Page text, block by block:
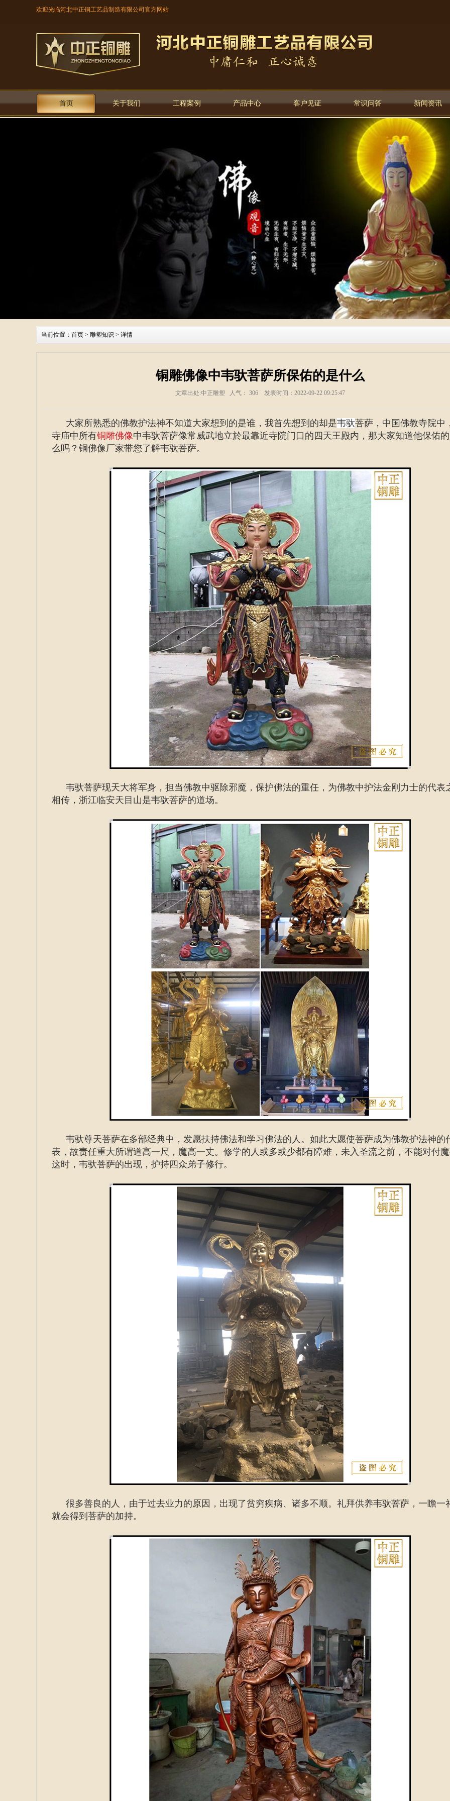
欢迎光临河北中正铜工艺品制造有限公司官方网站
首页 关于我们 工程案例 产品中心 客户见证 常识问答 新闻资讯
当前位置： 首页 > 雕塑知识 > 详情
铜雕佛像中韦驮菩萨所保佑的是什么
文章出处:中正雕塑 人气： 306 发表时间：2022-09-22 09:25:47
大家所熟悉的佛教护法神不知道大家想到的是谁，我首先想到的却是韦驮菩萨，中国佛教寺院中
寺庙中所有铜雕佛像中韦驮菩萨像常威武地立於最靠近寺院门口的四天王殿内，那大家知道他保佑
么吗？铜佛像厂家带您了解韦驮菩萨。
韦驮菩萨现天大将军身，担当佛教中驱除邪魔，保护佛法的重任，为佛教中护法金刚力士的代表
相传，浙江临安天目山是韦驮菩萨的道场。
韦驮尊天菩萨在多部经典中，发愿扶持佛法和学习佛法的人。如此大愿使菩萨成为佛教护法神的
表，故责任重大所谓道高一尺，魔高一丈。修学的人或多或少都有障难，未入圣流之前，不能对付
这时，韦驮菩萨的出现，护持四众弟子修行。
很多善良的人，由于过去业力的原因，出现了贫穷疾病、诸多不顺。礼拜供养韦驮菩萨，一瞻一
就会得到菩萨的加持。